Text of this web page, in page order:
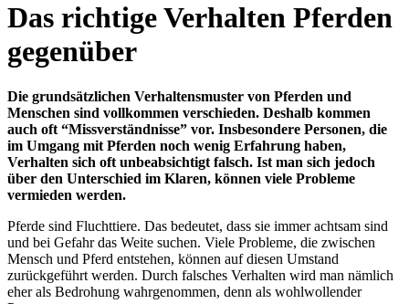
Das richtige Verhalten Pferden
gegenüber
Die grundsätzlichen Verhaltensmuster von Pferden und
Menschen sind vollkommen verschieden. Deshalb kommen
auch oft “Missverständnisse” vor. Insbesondere Personen, die
im Umgang mit Pferden noch wenig Erfahrung haben,
Verhalten sich oft unbeabsichtigt falsch. Ist man sich jedoch
über den Unterschied im Klaren, können viele Probleme
vermieden werden.
Pferde sind Fluchttiere. Das bedeutet, dass sie immer achtsam sind
und bei Gefahr das Weite suchen. Viele Probleme, die zwischen
Mensch und Pferd entstehen, können auf diesen Umstand
zurückgeführt werden. Durch falsches Verhalten wird man nämlich
eher als Bedrohung wahrgenommen, denn als wohlwollender